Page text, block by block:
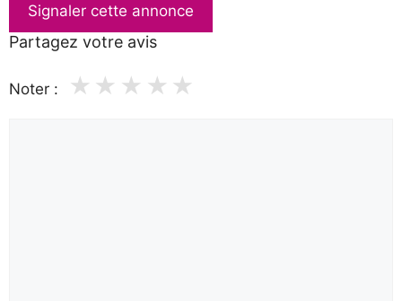
Signaler cette annonce
Partagez votre avis
Noter : ★
★
★
★
★